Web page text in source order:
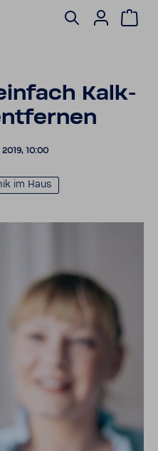
Kalk­
2019, 10:00
im Haus